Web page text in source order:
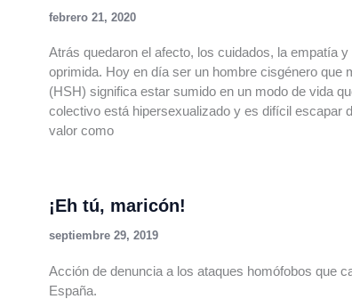
febrero 21, 2020
Atrás quedaron el afecto, los cuidados, la empatía
oprimida. Hoy en día ser un hombre cisgénero que
(HSH) significa estar sumido en un modo de vida
colectivo está hipersexualizado y es difícil escapar
valor como
¡Eh tú, maricón!
septiembre 29, 2019
Acción de denuncia a los ataques homófobos que
España.